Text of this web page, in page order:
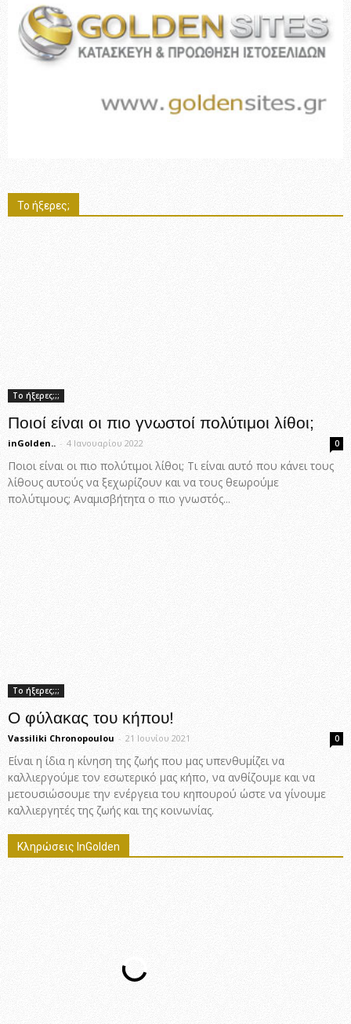
Το ήξερες;
Το ήξερες;;;
Ποιοί είναι οι πιο γνωστοί πολύτιμοι λίθοι;
inGolden.. - 4 Ιανουαρίου 2022 0
Ποιοι είναι οι πιο πολύτιμοι λίθοι; Τι είναι αυτό που κάνει τους
λίθους αυτούς να ξεχωρίζουν και να τους θεωρούμε
πολύτιμους; Αναμισβήτητα ο πιο γνωστός...
Το ήξερες;;;
Ο φύλακας του κήπου!
Vassiliki Chronopoulou - 21 Ιουνίου 2021 0
Είναι η ίδια η κίνηση της ζωής που μας υπενθυμίζει να
καλλιεργούμε τον εσωτερικό μας κήπο, να ανθίζουμε και να
μετουσιώσουμε την ενέργεια του κηπουρού ώστε να γίνουμε
καλλιεργητές της ζωής και της κοινωνίας.
Κληρώσεις InGolden